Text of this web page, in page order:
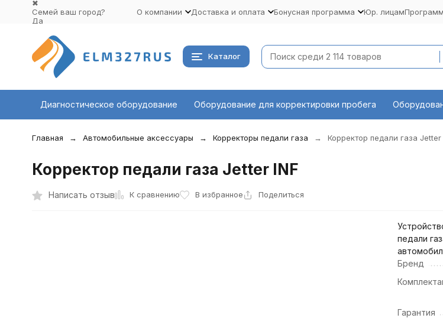
✖
Семей ваш город?
Да
О компании Доставка и оплата Бонусная программа Юр. лицам
Каталог
Диагностическое оборудование Оборудование для корректировки пробега
Главная Автомобильные аксессуары Корректоры педали газа Корректор педали газа Jetter
Корректор педали газа Jetter INF
Написать отзыв К сравнению В избранное Поделиться
педали
Бренд
Гарантия